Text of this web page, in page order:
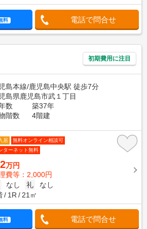
料 電話で問合せ
初期費用に注目
島本線/鹿児島中央駅 徒歩7分
島県鹿児島市武１丁目
数
築37年
階数
4階建
居
無料オンライン相談可
ターネット無料
万円
費等：2,000円
なし 礼
なし
1R 21㎡
料 電話で問合せ